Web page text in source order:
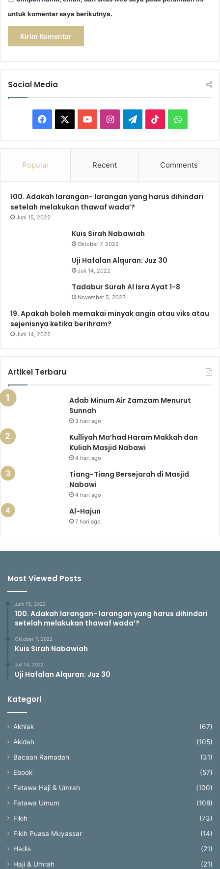
untuk komentar saya berikutnya.
Social Media
a
b
o
o
u
e
I
n
a
r
a
e
g
a
m
i
o
W
h
s
Popular Recent Comments
100. Adakah larangan- larangan yang harus dihindari
setelah melakukan thawaf wada’?
Juni 15, 2022
Kuis Sirah Nabawiah
Oktober 7, 2022
Uji Hafalan Alquran: Juz 30
Juli 14, 2022
Tadabur Surah Al Isra Ayat 1-8
November 5, 2023
19. Apakah boleh memakai minyak angin atau viks atau
sejenisnya ketika berihram?
Juni 14, 2022
Artikel Terbaru
Adab Minum Air Zamzam Menurut
Sunnah
3 hari ago
Kulliyah Ma’had Haram Makkah dan
Kuliah Masjid Nabawi
4 hari ago
Tiang-Tiang Bersejarah di Masjid
Nabawi
4 hari ago
Al-Hajun
7 hari ago
Most Viewed Posts
Juni 15, 2022
100. Adakah larangan- larangan yang harus dihindari
setelah melakukan thawaf wada’?
Oktober 7, 2022
Kuis Sirah Nabawiah
Juli 14, 2022
Uji Hafalan Alquran: Juz 30
Kategori
Akhlak
(67)
Akidah
(105)
Bacaan Ramadan
(31)
Ebook
(57)
Fatawa Haji & Umrah
(100)
Fatawa Umum
(108)
Fikih
(73)
Fikih Puasa Muyassar
(14)
Hadis
(21)
Haji & Umrah
(21)